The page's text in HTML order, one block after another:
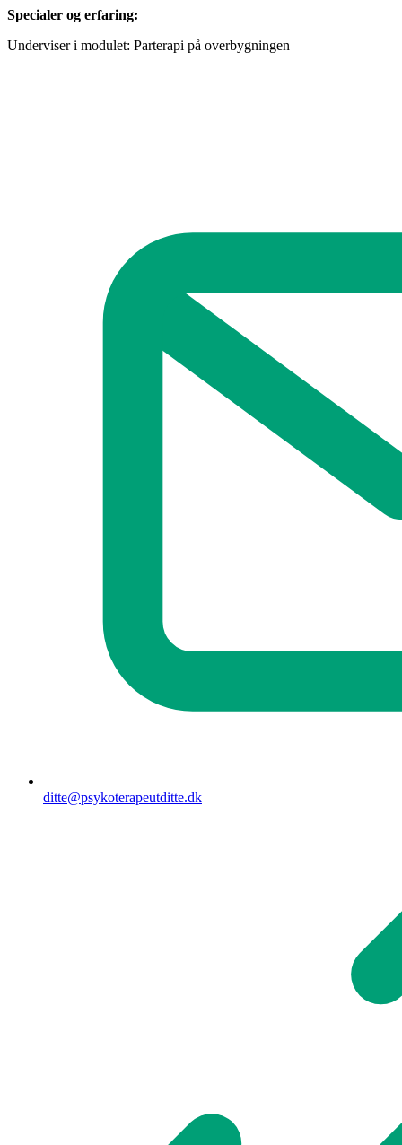
Specialer og erfaring:
Underviser i modulet: Parterapi på overbygningen
ditte@psykoterapeutditte.dk